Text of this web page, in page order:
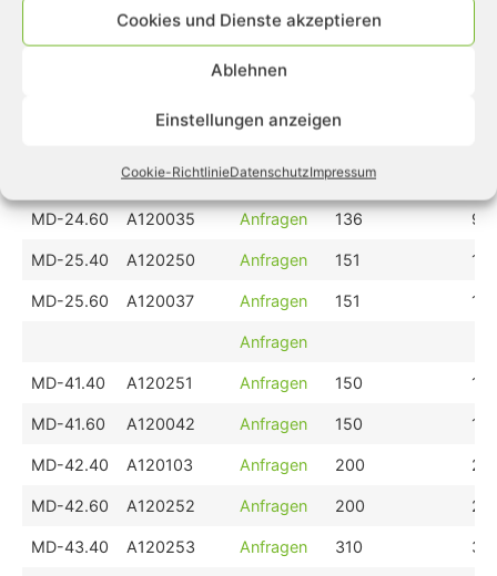
Cookies und Dienste akzeptieren
Ablehnen
Einstellungen anzeigen
Cookie-RichtlinieDatenschutzImpressum
A120196 Anfragen 85
A120195 Anfragen 136
MD-24.60 A120035 Anfragen 136 96
MD-25.40 A120250 Anfragen 151 101
MD-25.60 A120037 Anfragen 151 101
Anfragen
MD-41.40 A120251 Anfragen 150
MD-41.60 A120042 Anfragen 150
MD-42.40 A120103 Anfragen 200
MD-42.60 A120252 Anfragen 200
MD-43.40 A120253 Anfragen 310